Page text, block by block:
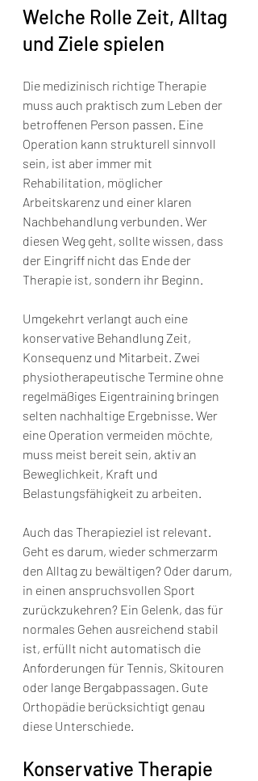
Welche Rolle Zeit, Alltag
und Ziele spielen
Die medizinisch richtige Therapie
muss auch praktisch zum Leben der
betroffenen Person passen. Eine
Operation kann strukturell sinnvoll
sein, ist aber immer mit
Rehabilitation, möglicher
Arbeitskarenz und einer klaren
Nachbehandlung verbunden. Wer
diesen Weg geht, sollte wissen, dass
der Eingriff nicht das Ende der
Therapie ist, sondern ihr Beginn.
Umgekehrt verlangt auch eine
konservative Behandlung Zeit,
Konsequenz und Mitarbeit. Zwei
physiotherapeutische Termine ohne
regelmäßiges Eigentraining bringen
selten nachhaltige Ergebnisse. Wer
eine Operation vermeiden möchte,
muss meist bereit sein, aktiv an
Beweglichkeit, Kraft und
Belastungsfähigkeit zu arbeiten.
Auch das Therapieziel ist relevant.
Geht es darum, wieder schmerzarm
den Alltag zu bewältigen? Oder darum,
in einen anspruchsvollen Sport
zurückzukehren? Ein Gelenk, das für
normales Gehen ausreichend stabil
ist, erfüllt nicht automatisch die
Anforderungen für Tennis, Skitouren
oder lange Bergabpassagen. Gute
Orthopädie berücksichtigt genau
diese Unterschiede.
Konservative Therapie